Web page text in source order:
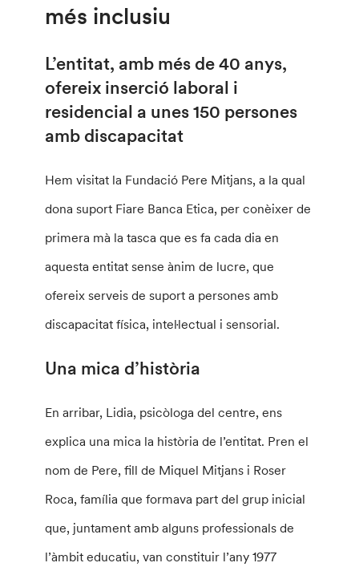
més inclusiu
L’entitat, amb més de 40 anys,
ofereix inserció laboral i
residencial a unes 150 persones
amb discapacitat
Hem visitat la Fundació Pere Mitjans, a la qual
dona suport Fiare Banca Etica, per conèixer de
primera mà la tasca que es fa cada dia en
aquesta entitat sense ànim de lucre, que
ofereix serveis de suport a persones amb
discapacitat física, inteŀlectual i sensorial.
Una mica d’història
En arribar, Lidia, psicòloga del centre, ens
explica una mica la història de l’entitat. Pren el
nom de Pere, fill de Miquel Mitjans i Roser
Roca, família que formava part del grup inicial
que, juntament amb alguns professionals de
l’àmbit educatiu, van constituir l’any 1977